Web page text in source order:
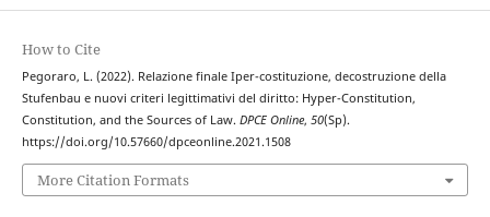
How to Cite
Pegoraro, L. (2022). Relazione finale Iper-costituzione, decostruzione della
Stufenbau e nuovi criteri legittimativi del diritto: Hyper-Constitution,
Constitution, and the Sources of Law. DPCE Online, 50(Sp).
https://doi.org/10.57660/dpceonline.2021.1508
More Citation Formats